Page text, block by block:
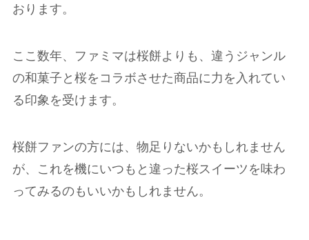
おります。
ここ数年、ファミマは桜餅よりも、違うジャンル
の和菓子と桜をコラボさせた商品に力を入れてい
る印象を受けます。
桜餅ファンの方には、物足りないかもしれません
が、これを機にいつもと違った桜スイーツを味わ
ってみるのもいいかもしれません。